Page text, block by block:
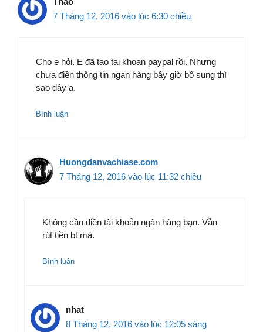
7 Tháng 12, 2016 vào lúc 6:30 chiều
Cho e hỏi. E đã tạo tai khoan paypal rồi. Nhưng
chưa điền thông tin ngan hàng bây giờ bổ sung thì
sao đây a.
Bình luận
Huongdanvachiase.com
7 Tháng 12, 2016 vào lúc 11:32 chiều
Không cần điền tài khoản ngân hàng bạn. Vẫn
rút tiền bt mà.
Bình luận
nhat
8 Tháng 12, 2016 vào lúc 12:05 sáng